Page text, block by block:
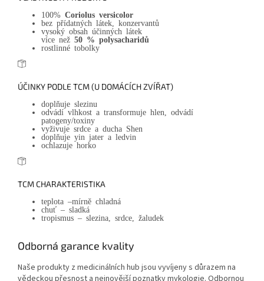
100% Coriolus versicolor
bez přídatných látek, konzervantů
vysoký obsah účinných látek
více než 50 % polysacharidů
rostlinné tobolky
ÚČINKY PODLE TCM (U DOMÁCÍCH ZVÍŘAT)
doplňuje slezinu
odvádí vlhkost a transformuje hlen, odvádí
patogeny/toxiny
vyživuje srdce a ducha Shen
doplňuje yin jater a ledvin
ochlazuje horko
TCM CHARAKTERISTIKA
teplota –mírně chladná
chuť – sladká
tropismus – slezina, srdce, žaludek
Odborná garance kvality
Naše produkty z medicinálních hub jsou vyvíjeny s důrazem na
vědeckou přesnost a nejnovější poznatky mykologie. Odbornou